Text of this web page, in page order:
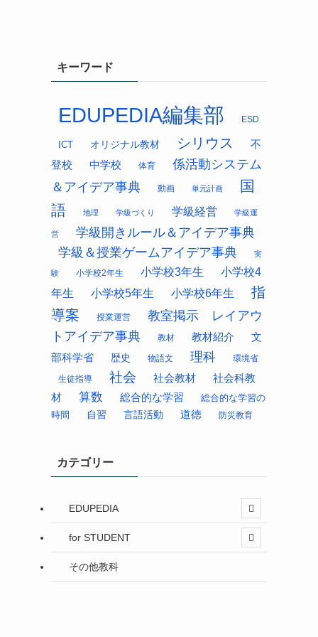
キーワード
EDUPEDIA編集部 ESD
ICT オリジナル教材 シリウス
不
登校
中学校 体育
係活動システム
＆アイデア事典
動画 単元計画
国
語
地理 学級づくり 学級経営 学級運
営
学級開きルール＆アイデア事典
学級＆授業ゲームアイデア事典
実
験 小学校2年生 小学校3年生
小学校4
年生
小学校5年生 小学校6年生
指
導案
授業運営
教室掲示 レイアウ
トアイデア事典
教材 教材紹介
文
部科学省
歴史 物語文 理科 環境省
生徒指導 社会 社会教材
社会科教
材
算数 総合的な学習
総合的な学習の
時間
自習 言語活動 道徳 防災教育
カテゴリー
EDUPEDIA
for STUDENT
その他教科